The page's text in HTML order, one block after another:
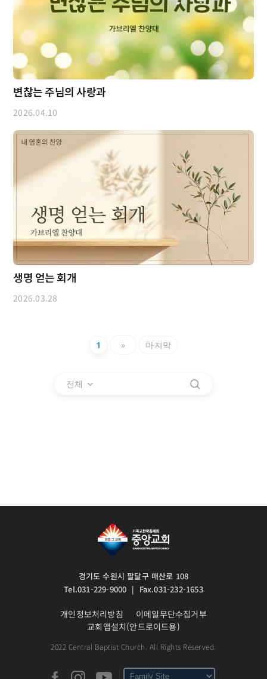
변찮는 주님의 사랑과
2026.04.10
생명 얻는 회개
2026.03.28
1 » 마지막
전체
경기도 수원시 팔달구 매산로 108
Tel.031-229-9000 | Fax.031-232-1653
개인정보처리방침
이메일무단수집거부
교회앱설치(안드로이드용)
2022 Central Baptist Church. All Rights Reserved.